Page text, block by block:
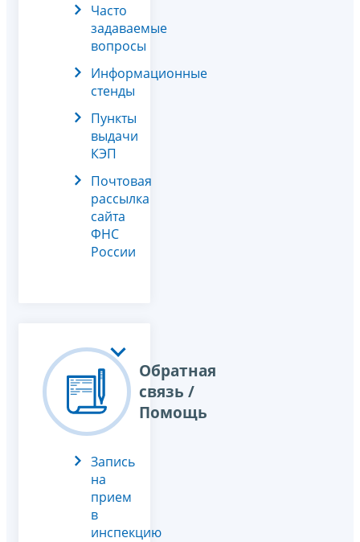
Часто
задаваемые
вопросы
Информационные
стенды
Пункты
выдачи
КЭП
Почтовая
рассылка
сайта
ФНС
России
Обратная
связь /
Помощь
Запись
на
прием
в
инспекцию